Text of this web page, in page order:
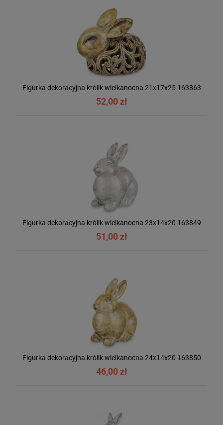
Figurka dekoracyjna królik wielkanocna 21x17x25 163863
52,00 zł
Figurka dekoracyjna królik wielkanocna 23x14x20 163849
51,00 zł
Figurka dekoracyjna królik wielkanocna 24x14x20 163850
46,00 zł